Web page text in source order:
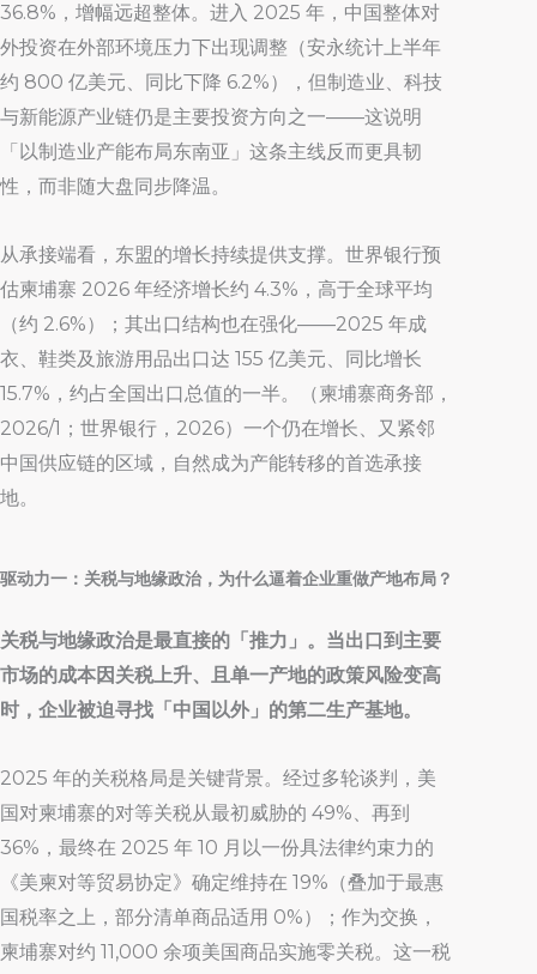
36.8%，增幅远超整体。进入 2025 年，中国整体对
外投资在外部环境压力下出现调整（安永统计上半年
约 800 亿美元、同比下降 6.2%），但制造业、科技
与新能源产业链仍是主要投资方向之一——这说明
「以制造业产能布局东南亚」这条主线反而更具韧
性，而非随大盘同步降温。
从承接端看，东盟的增长持续提供支撑。世界银行预
估柬埔寨 2026 年经济增长约 4.3%，高于全球平均
（约 2.6%）；其出口结构也在强化——2025 年成
衣、鞋类及旅游用品出口达 155 亿美元、同比增长
15.7%，约占全国出口总值的一半。（柬埔寨商务部，
2026/1；世界银行，2026）一个仍在增长、又紧邻
中国供应链的区域，自然成为产能转移的首选承接
地。
驱动力一：关税与地缘政治，为什么逼着企业重做产地布局？
关税与地缘政治是最直接的「推力」。当出口到主要
市场的成本因关税上升、且单一产地的政策风险变高
时，企业被迫寻找「中国以外」的第二生产基地。
2025 年的关税格局是关键背景。经过多轮谈判，美
国对柬埔寨的对等关税从最初威胁的 49%、再到
36%，最终在 2025 年 10 月以一份具法律约束力的
《美柬对等贸易协定》确定维持在 19%（叠加于最惠
国税率之上，部分清单商品适用 0%）；作为交换，
柬埔寨对约 11,000 余项美国商品实施零关税。这一税